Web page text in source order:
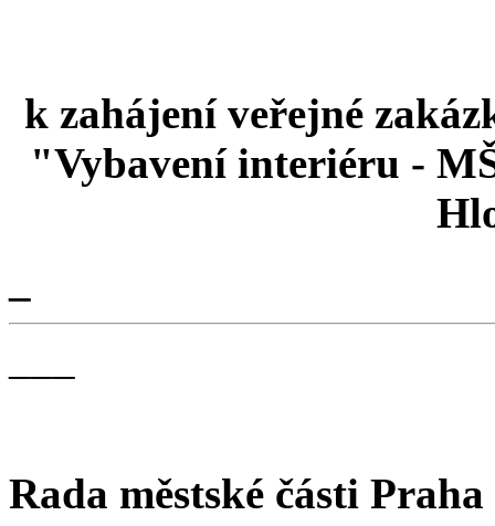
k zahájení veřejné
"Vybavení interiéru -
Rada městské části Praha